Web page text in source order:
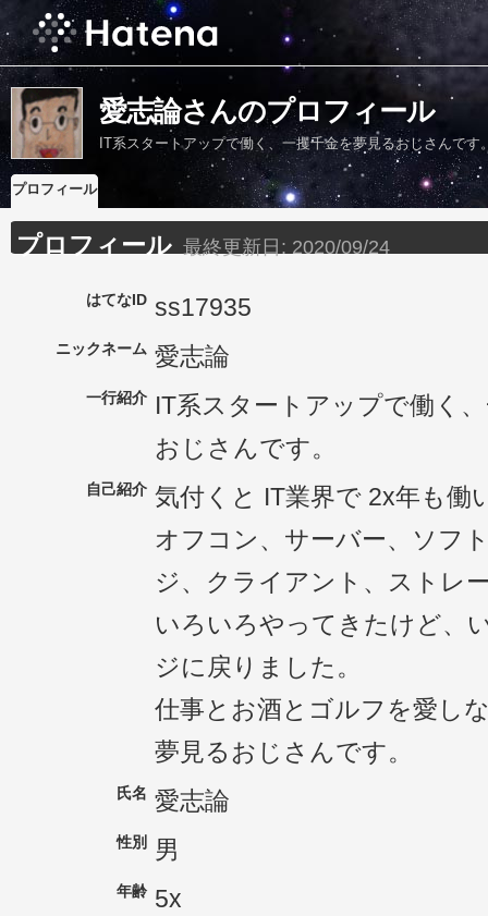
愛志論さんのプロフィール
IT系スタートアップで働く、一攫千金を夢見るおじさんです
プロフィール
プロフィール 最終更新日: 2020/09/24
はてなID ss17935
ニックネーム 愛志論
一行紹介 IT系スタートアップで働く
おじさんです。
自己紹介 気付くと IT業界で 2x年も働
オフコン、サーバー、ソフ
ジ、クライアント、ストレ
いろいろやってきたけど、
ジに戻りました。
仕事とお酒とゴルフを愛し
夢見るおじさんです。
氏名 愛志論
性別 男
年齢 5x